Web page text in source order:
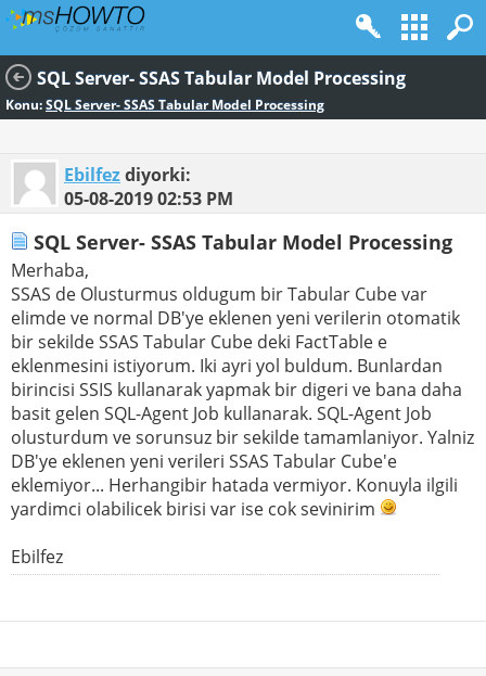
SQL Server- SSAS Tabular Model Processing
Konu:SQL Server- SSAS Tabular Model Processing
Ebilfezdiyorki:
05-08-201902:53 PM
SQL Server- SSAS Tabular Model Processing
Merhaba,
SSAS de Olusturmus oldugum bir Tabular Cube var
elimde ve normal DB'ye eklenen yeni verilerin otomatik
bir sekilde SSAS Tabular Cube deki FactTable e
eklenmesini istiyorum. Iki ayri yol buldum. Bunlardan
birincisi SSIS kullanarak yapmak bir digeri ve bana daha
basit gelen SQL-Agent Job kullanarak. SQL-Agent Job
olusturdum ve sorunsuz bir sekilde tamamlaniyor. Yalniz
DB'ye eklenen yeni verileri SSAS Tabular Cube'e
eklemiyor... Herhangibir hatada vermiyor. Konuyla ilgili
yardimci olabilicek birisi var ise cok sevinirim
Ebilfez